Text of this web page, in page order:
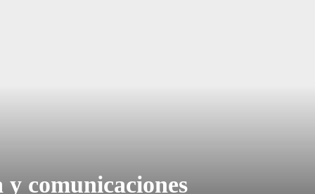
y comunicaciones